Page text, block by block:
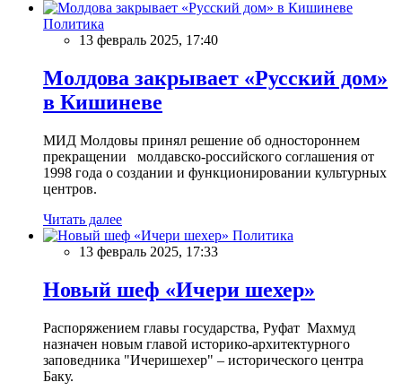
Политика
13 февраль 2025, 17:40
Молдова закрывает «Русский дом»
в Кишиневе
МИД Молдовы принял решение об одностороннем
прекращении молдавско-российского соглашения от
1998 года о создании и функционировании культурных
центров.
Читать далее
Политика
13 февраль 2025, 17:33
Новый шеф «Ичери шехер»
Распоряжением главы государства, Руфат Махмуд
назначен новым главой историко-архитектурного
заповедника "Ичеришехер" – исторического центра
Баку.